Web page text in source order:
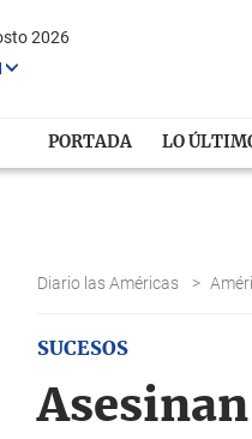
2026
PORTADA LO
Diario las Américas >
SUCESOS